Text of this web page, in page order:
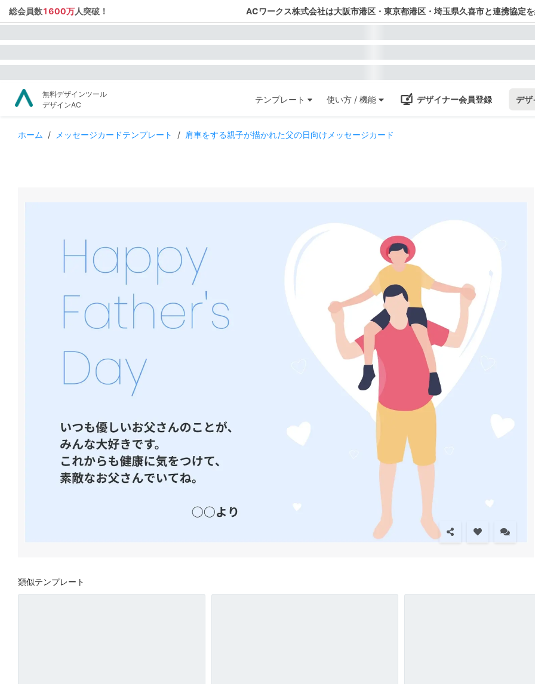
総会員数1600万人突破！ ACワークス株式会社は大阪市港区・東京都港区・埼玉県久喜市と連携協定
無料デザインツール
デザインAC
テンプレート 使い方 / 機能 デザイナー会員登録 デザ
ホーム / メッセージカードテンプレート / 肩車をする親子が描かれた父の日向けメッセージカード
類似テンプレート